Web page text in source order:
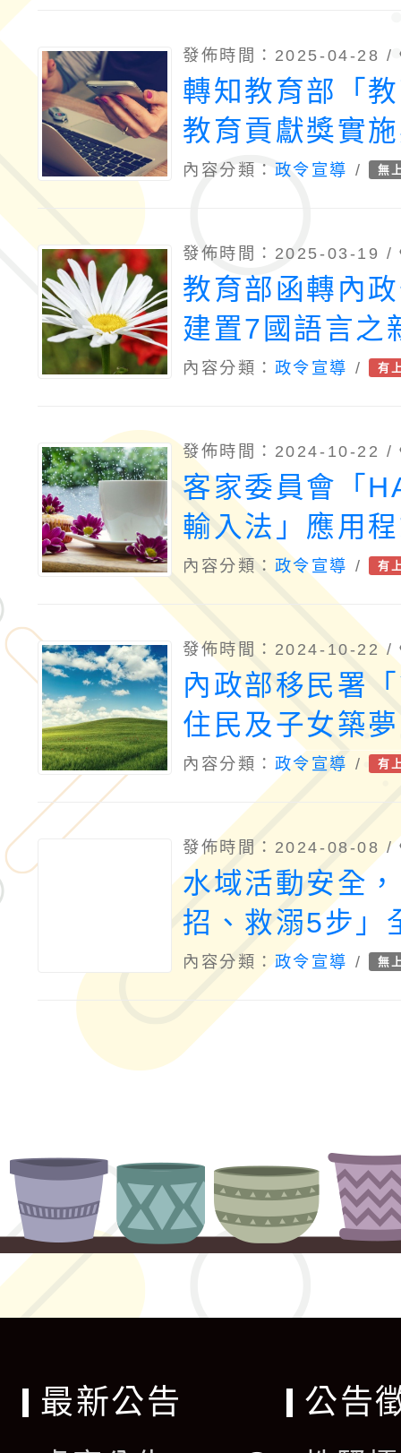
發佈時間：2025-04-28 /
轉知教育部「
教育貢獻獎實
正發布
內容分類： 政令宣導 / 無
發佈時間：2025-03-19 /
教育部函轉內
建置7國語言之
發展資訊網站(
緬)，並設立
號(@ifitw)
內容分類： 政令宣導 / 有
發佈時間：2024-10-22 /
客家委員會「
輸入法」應用
架，鼓勵於教
具下載使用
內容分類： 政令宣導 / 有
發佈時間：2024-10-22 /
內政部移民署
住民及子女築
名簡章及報名
內容分類： 政令宣導 / 有
發佈時間：2024-08-08 /
水域活動安全
招、救溺5步」
內容分類：政令宣導 / 無
最新公告 公告